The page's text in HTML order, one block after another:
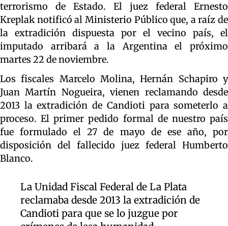
terrorismo de Estado. El juez federal Ernesto
Kreplak notificó al Ministerio Público que, a raíz de
la extradición dispuesta por el vecino país, el
imputado arribará a la Argentina el próximo
martes 22 de noviembre.
Los fiscales Marcelo Molina, Hernán Schapiro y
Juan Martín Nogueira, vienen reclamando desde
2013 la extradición de Candioti para someterlo a
proceso. El primer pedido formal de nuestro país
fue formulado el 27 de mayo de ese año, por
disposición del fallecido juez federal Humberto
Blanco.
La Unidad Fiscal Federal de La Plata
reclamaba desde 2013 la extradición de
Candioti para que se lo juzgue por